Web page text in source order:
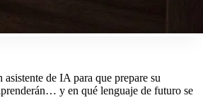
de IA para que prepare su
y en qué lenguaje de futuro se